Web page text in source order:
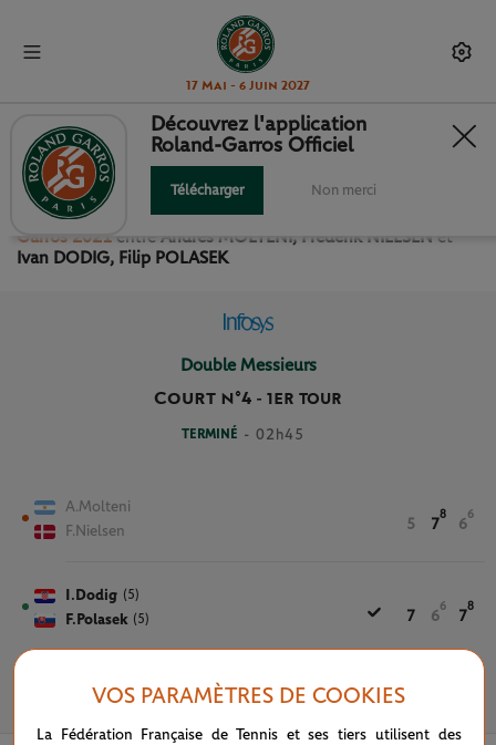
17 Mai - 6 Juin 2027
1ER TOUR DOUBLE MESSIEURS
Revivez le match du 1er Tour Double Messieurs Roland
Garros 2021 entre Andres MOLTENI, Frederik NIELSEN et
Ivan DODIG, Filip POLASEK
Double Messieurs
Court n°4 - 1ER TOUR
TERMINÉ - 02h45
A.Molteni
F.Nielsen
5 7
8
6
6
I.Dodig (5)
F.Polasek (5) 7 6
6
7
8
1 JUIN 2021
Découvrez l'application
Roland-Garros Officiel
Télécharger Non merci
VOS PARAMÈTRES DE COOKIES
La Fédération Française de Tennis et ses tiers utilisent des